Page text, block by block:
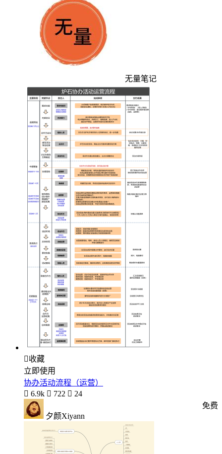
无量笔记
收藏
立即使用
协办活动流程（运营）
 6.9k  722  24
夕颜Xiyann
免费